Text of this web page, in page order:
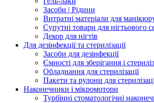
Засоби | Рідини
Витратні матеріали для
Супутні товари для нігтьового
Декор для нігтів
Для дезінфекції та стерилізації
Засоби для дезінфекції
Ємності для зберігання і
Обладнання для стерилізації
Пакети та рулони для
Наконечники і мікромотори
Турбінні стоматологічні